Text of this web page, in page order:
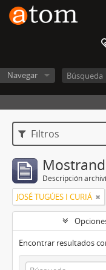
Navegar
Filtros
Descripción
JOSÉ TUGÚES I CURIÁ
Encontrar resultados